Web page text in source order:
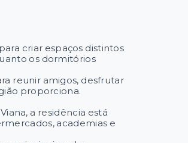
criar espaços distintos
os dormitórios
reunir amigos, desfrutar
proporciona.
a residência está
academias e